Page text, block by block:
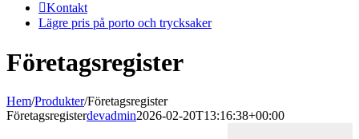
Kontakt
Lägre pris på porto och trycksaker
Företagsregister
Hem/Produkter/Företagsregister
Företagsregisterdevadmin2026-02-20T13:16:38+00:00